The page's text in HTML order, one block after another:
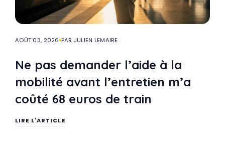
AOÛT 03, 2026 PAR JULIEN LEMAIRE
Ne pas demander l’aide à la
mobilité avant l’entretien m’a
coûté 68 euros de train
LIRE L'ARTICLE